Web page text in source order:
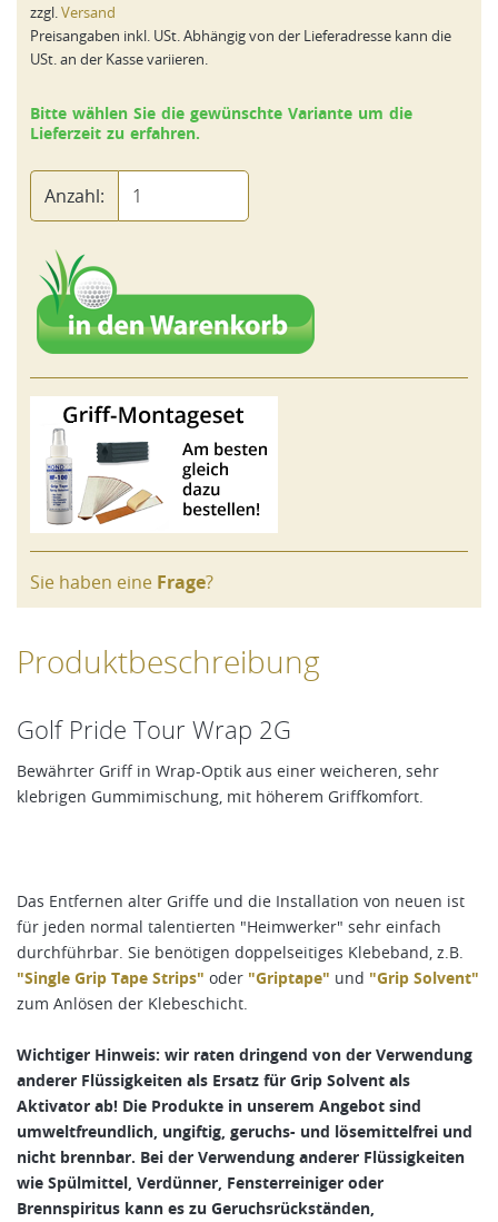
zzgl.Versand
Preisangaben inkl. USt. Abhängig von der Lieferadresse kann die
USt. an der Kasse variieren.
Bitte wählen Sie die gewünschte Variante um die
Lieferzeit zu erfahren.
Anzahl:
Sie haben eine Frage?
Produktbeschreibung
Golf Pride Tour Wrap 2G
Bewährter Griff in Wrap-Optik aus einer weicheren, sehr
klebrigen Gummimischung, mit höherem Griffkomfort.
Das Entfernen alter Griffe und die Installation von neuen ist
für jeden normal talentierten "Heimwerker" sehr einfach
durchführbar. Sie benötigen doppelseitiges Klebeband, z.B.
"Single Grip Tape Strips" oder "Griptape" und "Grip Solvent"
zum Anlösen der Klebeschicht.
Wichtiger Hinweis: wir raten dringend von der Verwendung
anderer Flüssigkeiten als Ersatz für Grip Solvent als
Aktivator ab! Die Produkte in unserem Angebot sind
umweltfreundlich, ungiftig, geruchs- und lösemittelfrei und
nicht brennbar. Bei der Verwendung anderer Flüssigkeiten
wie Spülmittel, Verdünner, Fensterreiniger oder
Brennspiritus kann es zu Geruchsrückständen,